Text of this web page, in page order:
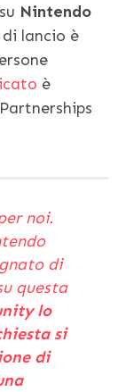
Nintendo
lancio è
è
noi.
di
questa
lo
si
di